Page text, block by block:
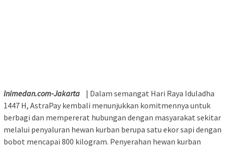
Inimedan.com-Jakarta | Dalam semangat Hari Raya Iduladha
1447 H, AstraPay kembali menunjukkan komitmennya untuk
berbagi dan mempererat hubungan dengan masyarakat sekitar
melalui penyaluran hewan kurban berupa satu ekor sapi dengan
bobot mencapai 800 kilogram. Penyerahan hewan kurban